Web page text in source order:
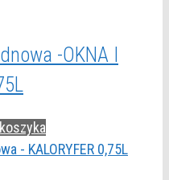
-OKNA I